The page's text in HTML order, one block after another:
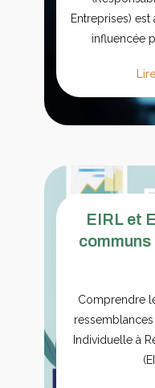
Entreprises) est
influencée
EIRL et
Comprendre
Individuelle à